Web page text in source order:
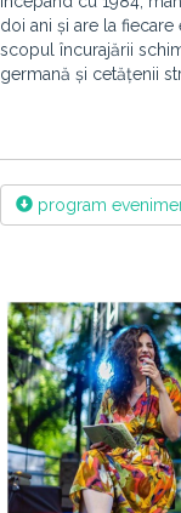
doi ani și are la
scopul încurajării
germană și cetățenii
program